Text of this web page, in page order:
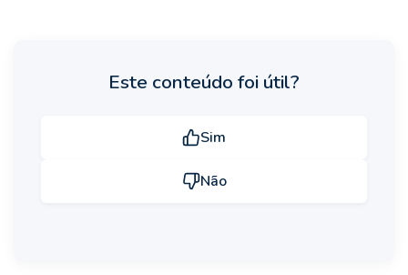
Este conteúdo foi útil?
Sim
Não